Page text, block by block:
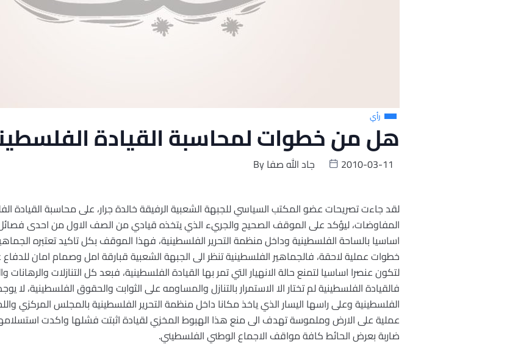
رأي
هل من خطوات لمحاسبة القيادة
Byجاد الله صفا 2010-03-11
لقد جاءت تصريحات عضو المكتب السياسي للجبهة الشعبية الرفيقة خالدة جرار، على محاسبة القيادة
المفاوضات، ليؤكد على الموقف الصحيح والجريء الذي يتخذه قيادي من الصف الاول من احدى فصائل
اساسيا بالساحة الفلسطينية وداخل منظمة التحرير الفلسطينية، فهذا الموقف بكل تاكيد تعتبره
خطوات عملية لاحقة، فالجماهير الفلسطينية تنظر الى الجبهة الشعبية قبارقة امل وصمام امان
لتكون عنصرا اساسيا لتمنع حالة الانهيار التي تمر بها القيادة الفلسطينية، فبعد كل التنازلات
فالقيادة الفلسطينية لم تختار الا الاستمرار بالتنازل والمساومه على الثوابت والحقوق الفلسطينية، لا
الفلسطينية وعلى راسها اليسار الذي ياخذ مكانا داخل منظمة التحرير الفلسطينية بالمجلس المركزي
عملية على الارض وملموسة تهدف الى منع هذا الهبوط المخزي لقيادة اثبتت فشلها واكدت
ضاربة بعرض الحائط كافة مواقف الاجماع الوطني الفلسطيني.